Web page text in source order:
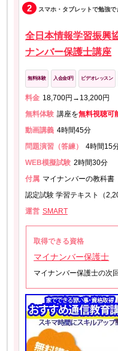
2 スマホ・タブレットで勉強で
全日本情報学習振興
ナンバー保護士講座
無料体験 入会金0円 ビデオレッスン
料金 18,700円→13,200円
無料体験 講座を無料視聴可
動画講義 4時間45分
問題演習（答練）
4時間15
WEB模擬試験 2時間30分
付属 マイナンバーの教科書
認定試験 学習テキスト（
運営 SMART
取得できる資格
マイナンバー保護士
マイナンバー保護士の次